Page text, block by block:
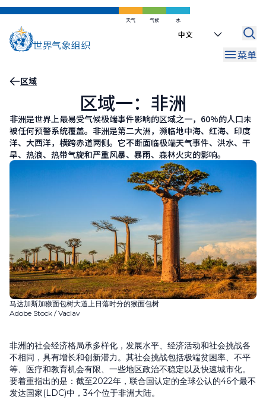
跳
天气 气候 水
Select
菜单
面
屑
区域
区域一：非洲
非洲是世界上最易受气候极端事件影响的区域之一，60%的人口未
被任何预警系统覆盖。非洲是第二大洲，濒临地中海、红海、印度
洋、大西洋，横跨赤道两侧。它不断面临极端天气事件、洪水、干
旱、热浪、热带气旋和严重风暴、暴雨、森林火灾的影响。
马达加斯加猴面包树大道上日落时分的猴面包树
Adobe Stock / Vaclav
非洲的社会经济格局承多样化，发展水平、经济活动和社会挑战各
不相同，具有增长和创新潜力。其社会挑战包括极端贫困率、不平
等、医疗和教育机会有限、一些地区政治不稳定以及快速城市化。
要着重指出的是：截至2022年，联合国认定的全球公认的46个最不
发达国家(LDC)中，34个位于非洲大陆。